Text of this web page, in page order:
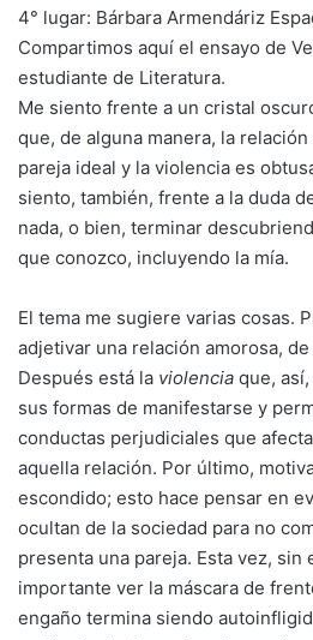
4° lugar: Bárbara Armendáriz
Compartimos aquí el ensayo de
estudiante de Literatura.
Me siento frente a un cristal
que, de alguna manera, la
pareja ideal y la violencia es
siento, también, frente a la duda
nada, o bien, terminar
que conozco, incluyendo la mía.
El tema me sugiere varias cosas.
adjetivar una relación amorosa,
Después está la violencia que,
sus formas de manifestarse y
conductas perjudiciales que
aquella relación. Por último,
escondido; esto hace pensar en
ocultan de la sociedad para no
presenta una pareja. Esta vez, sin
importante ver la máscara de
engaño termina siendo